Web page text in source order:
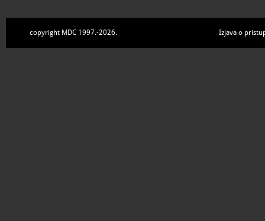
copyright MDC 1997.-2026. Izjava o